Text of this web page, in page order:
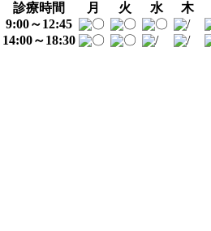
診療時間
月 火 水 木
9:00～12:45
14:00～18:30